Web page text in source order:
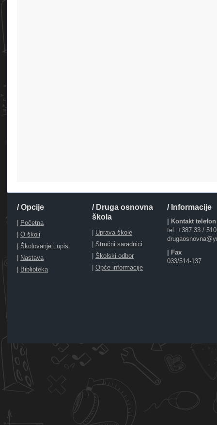
/ Opcije
| Početna
| O školi
| Školovanje i upis
| Nastava
| Biblioteka
/ Druga osnovna
škola
| Uprava škole
| Stručni saradnici
| Školski odbor
| Opće informacije
/ Informacije
| Kontakt telefon
tel: +387 33 /
| Fax
033/514-137